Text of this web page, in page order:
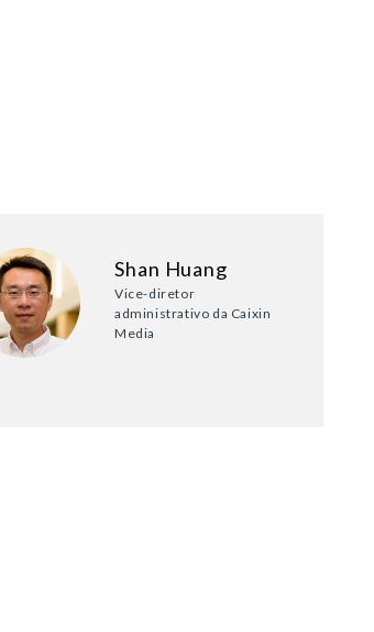
Shan Huang
Vice-diretor
administrativo da Caixin
Media